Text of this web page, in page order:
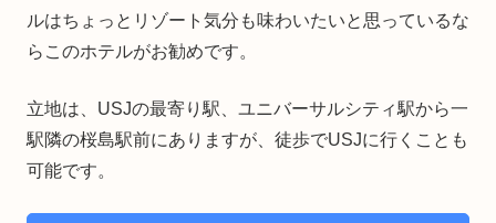
ルはちょっとリゾート気分も味わいたいと思っているな
らこのホテルがお勧めです。
立地は、USJの最寄り駅、ユニバーサルシティ駅から一
駅隣の桜島駅前にありますが、徒歩でUSJに行くことも
可能です。